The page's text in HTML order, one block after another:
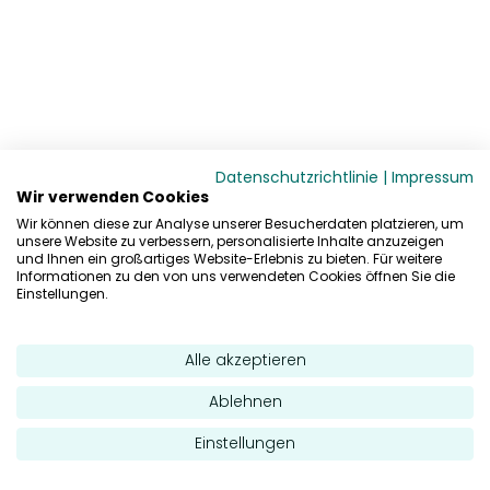
Datenschutzrichtlinie | Impressum
Wir verwenden Cookies
Wir können diese zur Analyse unserer Besucherdaten platzieren, um
unsere Website zu verbessern, personalisierte Inhalte anzuzeigen
und Ihnen ein großartiges Website-Erlebnis zu bieten. Für weitere
Informationen zu den von uns verwendeten Cookies öffnen Sie die
Einstellungen.
Alle akzeptieren
Ablehnen
Einstellungen